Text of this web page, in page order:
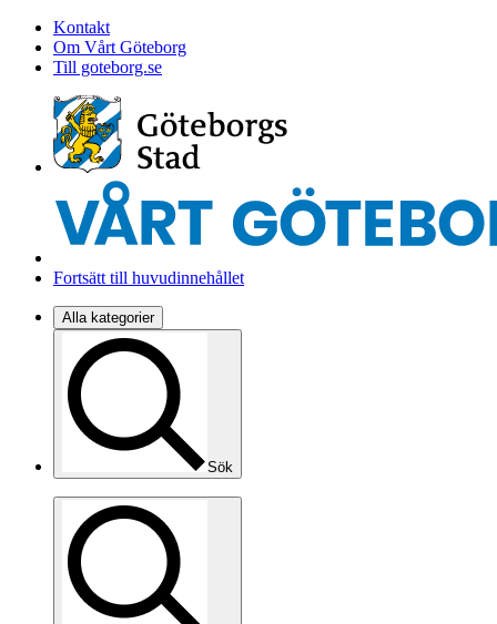
Kontakt
Om Vårt Göteborg
Till goteborg.se
Fortsätt till huvudinnehållet
Alla kategorier
Sök